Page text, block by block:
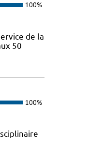
100%
de la
50
100%